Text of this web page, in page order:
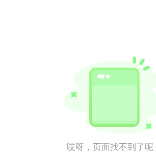
哎呀，页面找不到了呢